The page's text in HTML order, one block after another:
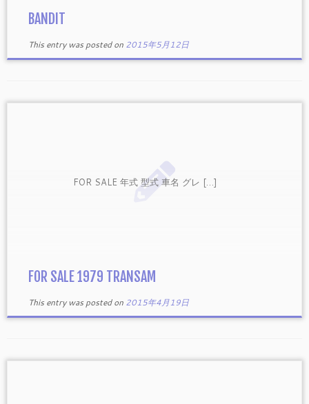
BANDIT
This entry was posted on 2015年5月12日
FOR SALE 年式 型式 車名 グレ […]
FOR SALE 1979 TRANSAM
This entry was posted on 2015年4月19日